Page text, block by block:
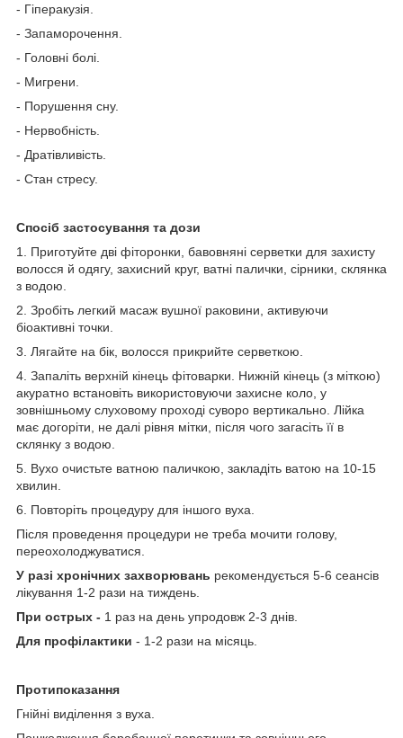
- Гіперакузія.
- Запаморочення.
- Головні болі.
- Мигрени.
- Порушення сну.
- Нервобність.
- Дратівливість.
- Стан стресу.
Спосіб застосування та дози
1. Приготуйте дві фіторонки, бавовняні серветки для захисту
волосся й одягу, захисний круг, ватні палички, сірники, склянка
з водою.
2. Зробіть легкий масаж вушної раковини, активуючи
біоактивні точки.
3. Лягайте на бік, волосся прикрийте серветкою.
4. Запаліть верхній кінець фітоварки. Нижній кінець (з міткою)
акуратно встановіть використовуючи захисне коло, у
зовнішньому слуховому проході суворо вертикально. Лійка
має догоріти, не далі рівня мітки, після чого загасіть її в
склянку з водою.
5. Вухо очистьте ватною паличкою, закладіть ватою на 10-15
хвилин.
6. Повторіть процедуру для іншого вуха.
Після проведення процедури не треба мочити голову,
переохолоджуватися.
У разі хронічних захворювань рекомендується 5-6 сеансів
лікування 1-2 рази на тиждень.
При острых - 1 раз на день упродовж 2-3 днів.
Для профілактики - 1-2 рази на місяць.
Протипоказання
Гнійні виділення з вуха.